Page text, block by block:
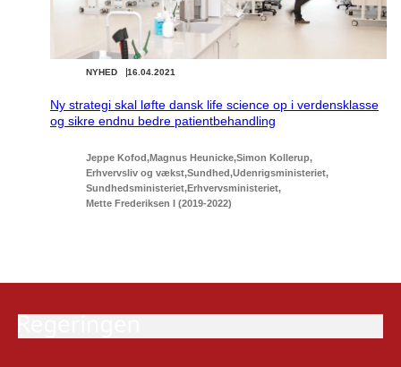
16.04.2021
NYHED
Ny strategi skal løfte dansk life science op i verdensklasse
og sikre endnu bedre patientbehandling
Jeppe Kofod Magnus Heunicke Simon Kollerup
Erhvervsliv og vækst Sundhed Udenrigsministeriet
Sundhedsministeriet Erhvervsministeriet
Mette Frederiksen I (2019-2022)